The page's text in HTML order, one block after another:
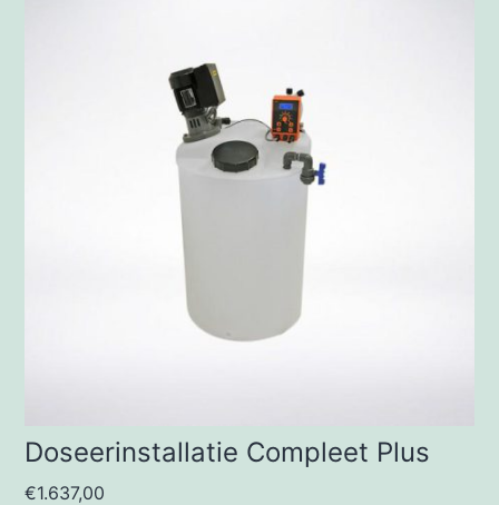
Doseerinstallatie Compleet Plus
€1.637,00